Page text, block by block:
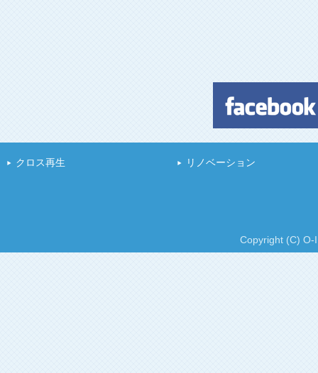
クロス再生 リノベーション
Copyright (C) O-